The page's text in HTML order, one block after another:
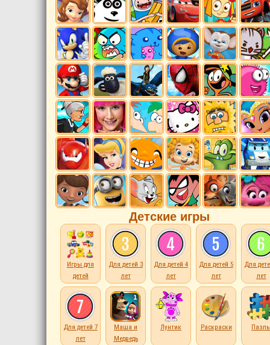
Детские игры
Игры для
детей
Для детей 3
лет
Для детей 4
лет
Для детей 5
лет
Для
лет
Для детей 7
лет
Маша и
Медведь
Лунтик Раскраски Пазлы